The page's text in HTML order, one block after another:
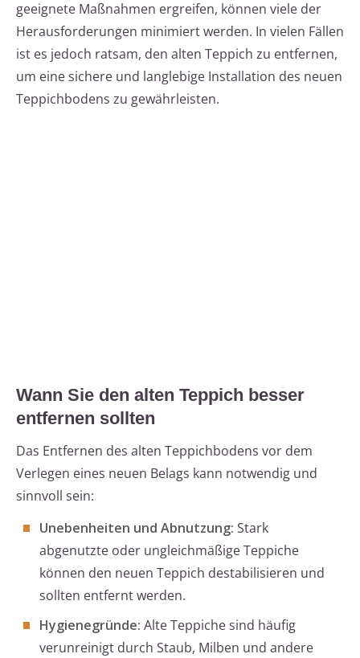
geeignete Maßnahmen ergreifen, können viele der
Herausforderungen minimiert werden. In vielen Fällen
ist es jedoch ratsam, den alten Teppich zu entfernen,
um eine sichere und langlebige Installation des neuen
Teppichbodens zu gewährleisten.
Wann Sie den alten Teppich besser
entfernen sollten
Das Entfernen des alten Teppichbodens vor dem
Verlegen eines neuen Belags kann notwendig und
sinnvoll sein:
Unebenheiten und Abnutzung: Stark
abgenutzte oder ungleichmäßige Teppiche
können den neuen Teppich destabilisieren und
sollten entfernt werden.
Hygienegründe: Alte Teppiche sind häufig
verunreinigt durch Staub, Milben und andere